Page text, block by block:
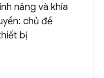
năng và khía
chủ đề
bị